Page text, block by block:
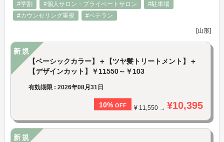
#学割 #個人サロン・プライベートサロン
#駐車場
#カウンセリング重視
#ベテラン
[山形]
新規
【ベーシックカラー】＋【ツヤ髪トリートメント】＋
【デザインカット】￥11550～￥103
有効期限 : 2026年08月31日
10% OFF ¥ 11,550 → ¥10,395
新規